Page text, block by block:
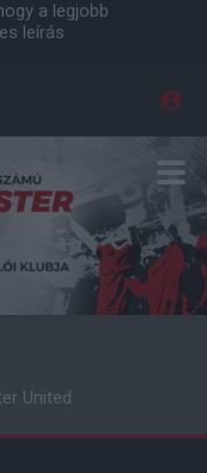
a legjobb
leírás
United